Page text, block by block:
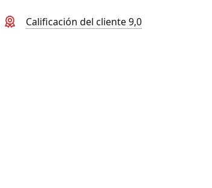
Calificación del cliente 9,0